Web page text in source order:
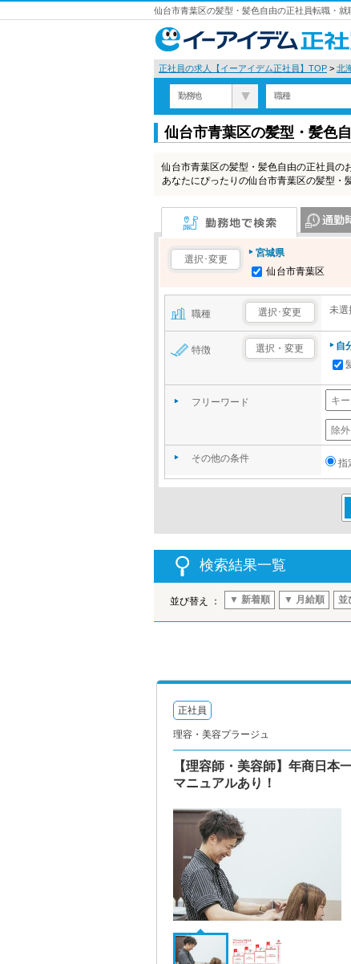
仙台市青葉区の髪型・髪色自由の正社員転職・
正社員の求人【イーアイデム正社員】TOP > 北
勤務地 職種
仙台市青葉区の髪型・髪色
仙台市青葉区の髪型・髪色自由の正社員の
あなたにぴったりの仙台市青葉区の髪型・
選択･変更
宮城県
仙台市青葉区
職種 選択･変更 未選
特徴 選択・変更
自
フリーワード
その他の条件 指
検索結果一覧
並び替え ： ▼ 新着順 ▼ 月給順 並
正社員
理容・美容プラージュ
【理容師・美容師】年商日本
マニュアルあり！